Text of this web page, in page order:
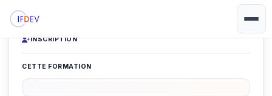
INSCRIPTION
CETTE FORMATION